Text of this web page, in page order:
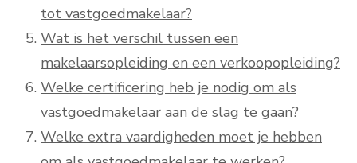
tot vastgoedmakelaar?
Wat is het verschil tussen een
makelaarsopleiding en een verkoopopleiding?
Welke certificering heb je nodig om als
vastgoedmakelaar aan de slag te gaan?
Welke extra vaardigheden moet je hebben